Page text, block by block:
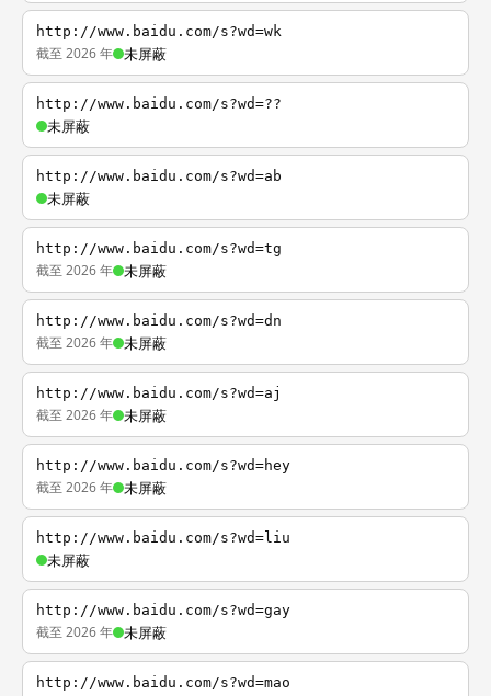
http://www.baidu.com/s?wd=wk
截至 2026 年 未屏蔽
http://www.baidu.com/s?wd=??
未屏蔽
http://www.baidu.com/s?wd=ab
未屏蔽
http://www.baidu.com/s?wd=tg
截至 2026 年 未屏蔽
http://www.baidu.com/s?wd=dn
截至 2026 年 未屏蔽
http://www.baidu.com/s?wd=aj
截至 2026 年 未屏蔽
http://www.baidu.com/s?wd=hey
截至 2026 年 未屏蔽
http://www.baidu.com/s?wd=liu
未屏蔽
http://www.baidu.com/s?wd=gay
截至 2026 年 未屏蔽
http://www.baidu.com/s?wd=mao